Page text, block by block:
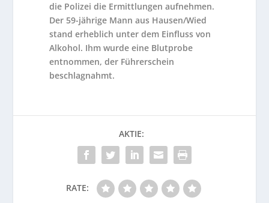
die Polizei die Ermittlungen aufnehmen.
Der 59-jährige Mann aus Hausen/Wied
stand erheblich unter dem Einfluss von
Alkohol. Ihm wurde eine Blutprobe
entnommen, der Führerschein
beschlagnahmt.
AKTIE:
RATE: